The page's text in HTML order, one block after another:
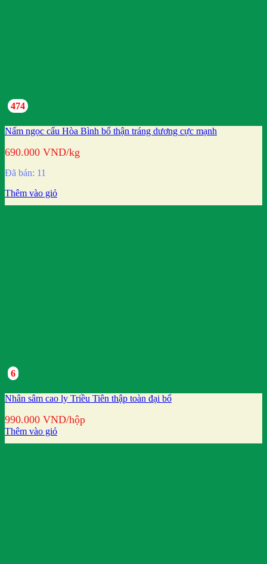
474
Nấm ngọc cẩu Hòa Bình bổ thận tráng dương cực mạnh
690.000 VND/kg
Đã bán: 11
Thêm vào giỏ
6
Nhân sâm cao ly Triều Tiên thập toàn đại bổ
990.000 VND/hộp
Thêm vào giỏ